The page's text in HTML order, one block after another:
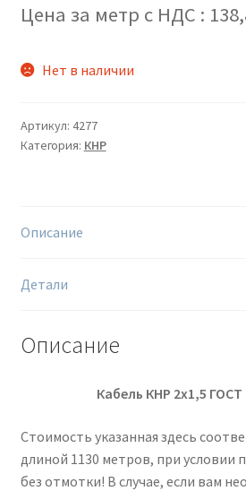
Цена за метр с НДС :
Нет в наличии
Артикул: 4277
Категория: КНР
Описание
Детали
Описание
Кабель КНР 2х1,5 ГОСТ
Стоимость указанная здесь
длиной 1130 метров, при условии
без отмотки! В случае, если вам